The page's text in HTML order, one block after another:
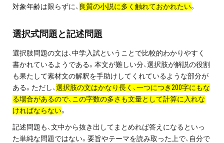
対象年齢は限らずに、 良質の小説に多く触れておかれたい。
選択式問題と記述問題
選択肢問題の文は、中学入試ということで比較的わかりやすく
書かれているようである。本文が難しい分、選択肢が解説の役割
も果たして素材文の解釈を手助けしてくれているような部分が
ある。ただし、選択肢の文はかなり長く、一つにつき200字にもな
る場合があるので、この字数の多さも文量として計算に入れな
ければならない。
記述問題も、文中から抜き出してまとめれば答えになるといっ
た単純な問題ではない。要旨やテーマを読み取った上で、自分で